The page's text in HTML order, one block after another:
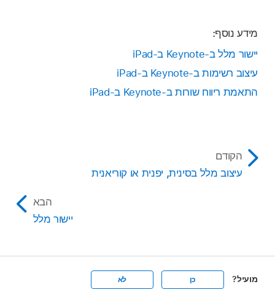
מידע נוסף:
יישור מלל ב‑Keynote ב‑iPad
עיצוב רשימות ב‑Keynote ב‑iPad
התאמת ריווח שורות ב‑Keynote ב‑iPad
הקודם
עיצוב מלל בסינית, יפנית או קוריאנית
הבא
יישור מלל
מועיל? כן לא